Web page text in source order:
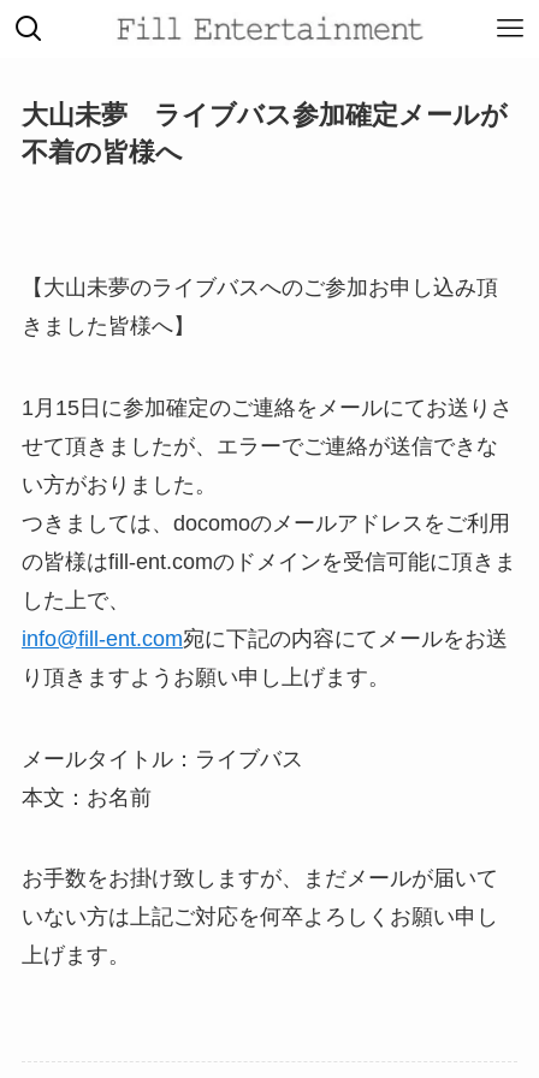
ABOUT
ARTISTS
VIDEO
LIVE
大山未夢 ライブバス参加確定メールが
不着の皆様へ
【大山未夢のライブバスへのご参加お申し込み頂
きました皆様へ】
1月15日に参加確定のご連絡をメールにてお送りさ
せて頂きましたが、エラーでご連絡が送信できな
い方がおりました。
つきましては、docomoのメールアドレスをご利用
の皆様はfill-ent.comのドメインを受信可能に頂きま
した上で、
info@fill-ent.com宛に下記の内容にてメールをお送
り頂きますようお願い申し上げます。
メールタイトル：ライブバス
本文：お名前
お手数をお掛け致しますが、まだメールが届いて
いない方は上記ご対応を何卒よろしくお願い申し
上げます。